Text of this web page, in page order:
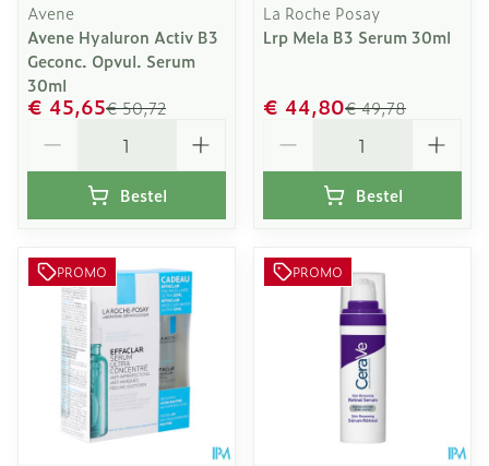
Avene
Avene Hyaluron Activ B3
Geconc. Opvul. Serum
30ml
€ 50,72
€ 45,65
Bestel
La Roche Posay
Lrp Mela B3 Serum 30ml
€ 49,78
€ 44,80
Bestel
PROMO PROMO